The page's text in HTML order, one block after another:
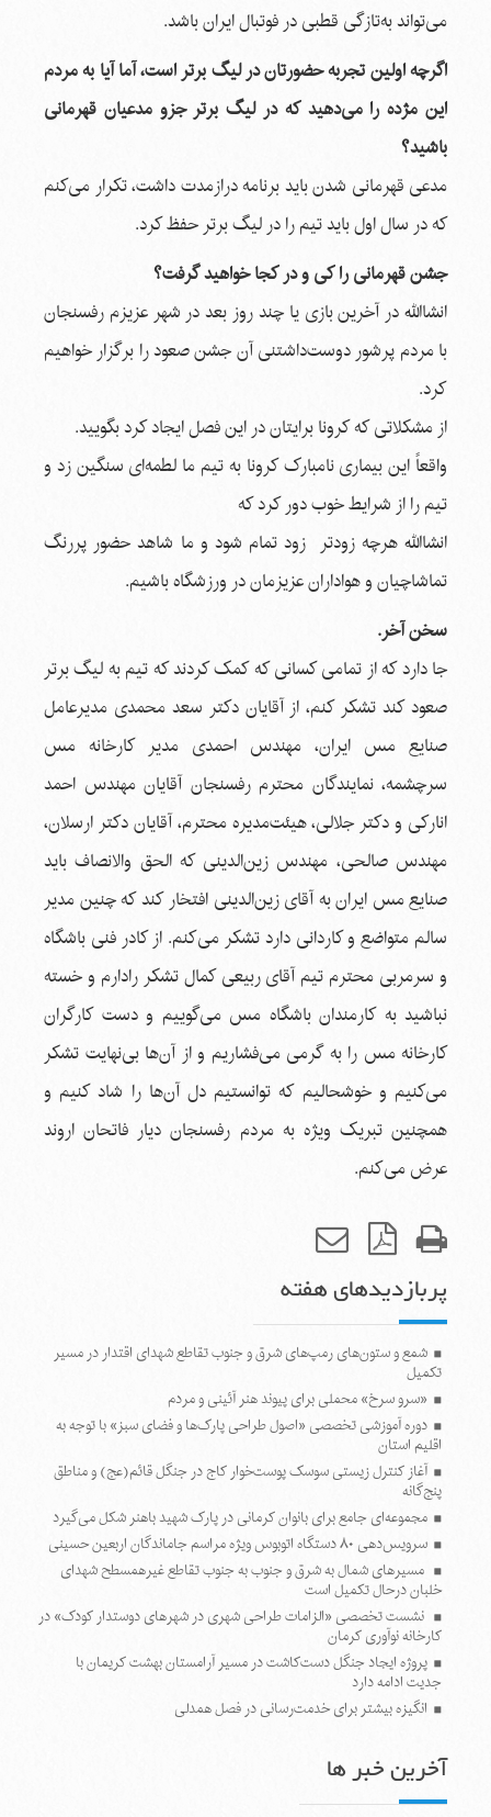
می‌تواند به‌تازگی قطبی در فوتبال ایران باشد.
اگرچه اولین تجربه حضورتان در لیگ برتر است، آما آیا به مردم
این مژده را می‌دهید که در لیگ برتر جزو مدعیان قهرمانی
باشید؟
مدعی قهرمانی شدن باید برنامه درازمدت داشت، تکرار می‌کنم
که در سال اول باید تیم را در لیگ برتر حفظ کرد.
جشن قهرمانی را کی و در کجا خواهید گرفت؟
انشاالله در آخرین بازی یا چند روز بعد در شهر عزیزم رفسنجان
با مردم پرشور دوست‌داشتنی آن جشن صعود را برگزار خواهیم
كرد.
از مشکلاتی که کرونا برایتان در این فصل ایجاد کرد بگویید.
واقعاً این بیماری نامبارک کرونا به تیم ما لطمه‌ای سنگین زد و
تیم را از شرایط خوب دور کرد که
انشاالله هرچه زودتر زود تمام شود و ما شاهد حضور پررنگ
تماشاچیان و هواداران عزیزمان در ورزشگاه باشیم.
سخن آخر.
جا دارد که از تمامی کسانی که کمک‌ کردند که تیم به لیگ برتر
صعود کند تشکر کنم، از آقایان دکتر سعد محمدی مدیرعامل
صنایع مس ایران، مهندس احمدی مدیر کارخانه مس
سرچشمه، نمایندگان محترم رفسنجان آقایان مهندس احمد
انارکی و دکتر جلالی، هیئت‌مدیره محترم، آقایان دکتر ارسلان،
مهندس صالحی، مهندس زین‌الدینی که الحق والانصاف باید
صنایع مس ایران به آقای زین‌الدینی افتخار كند که چنین مدیر
سالم متواضع و کاردانی دارد تشكر می‌كنم. ‌از کادر فنی باشگاه
و سرمربی محترم تیم آقای ربیعی کمال تشکر رادارم و خسته
نباشید به کارمندان باشگاه مس می‌گوییم و دست کارگران
کارخانه مس را به گرمی می‌فشاریم و از آن‌ها بی‌نهایت تشکر
می‌کنیم و خوشحالیم که توانستیم دل آن‌ها را شاد کنیم و
همچنین تبریک ‌ویژه به مردم رفسنجان دیار فاتحان اروند
عرض می‌كنم.
پربازدیدهای هفته
شمع و ستون‌های رمپ‌های شرق و جنوب تقاطع شهدای اقتدار در مسیر
تکمیل
«سرو سرخ» محملی برای پیوند هنر آئینی و مردم
دوره آموزشی تخصصی «اصول طراحی پارک‌ها و فضای سبز» با توجه به
اقلیم استان
آغاز کنترل زیستی سوسک پوست‌خوار کاج در جنگل قائم(عج) و مناطق
پنج‌گانه
مجموعه‌ای جامع برای بانوان کرمانی در پارک شهید باهنر شکل می‌گیرد
سرویس‌دهی ۸۰ دستگاه اتوبوس ویژه مراسم جاماندگان اربعین حسینی
مسیرهای شمال به شرق و جنوب به جنوب تقاطع غیرهمسطح شهدای
خلبان درحال تکمیل است
نشست تخصصی «الزامات طراحی شهری در شهرهای دوستدار کودک» در
کارخانه نوآوری کرمان
پروژه ایجاد جنگل دست‌کاشت در مسیر آرامستان بهشت کریمان با
جدیت ادامه دارد
انگیزه بیشتر برای خدمت‌رسانی در فصل همدلی
آخرین خبر ها